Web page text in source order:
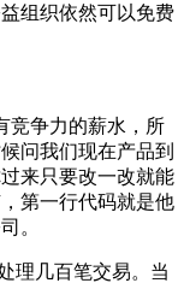
组织依然可以免费
竞争力的薪水，所
问我们现在产品到
来只要改一改就能
第一行代码就是他
。
理几百笔交易。当